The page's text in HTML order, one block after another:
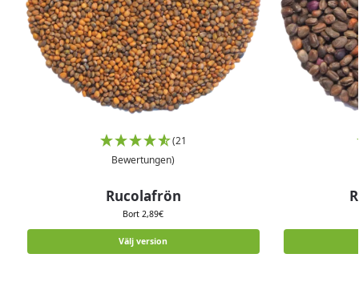
(21
Bewertungen)
Rucolafrön
Bort2,89€
Välj version